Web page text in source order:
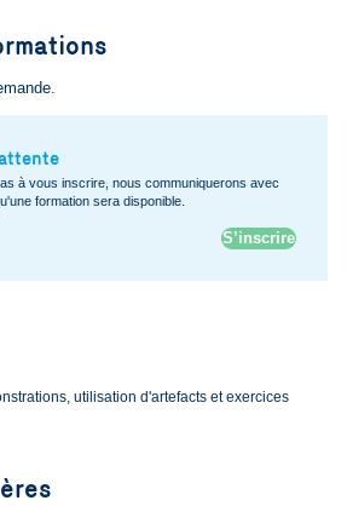
à vous inscrire, nous communiquerons avec
formation sera disponible.
S’inscrire
utilisation d'artefacts et exercices